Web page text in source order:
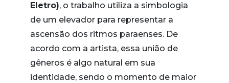
Eletro), o trabalho utiliza a simbologia
de um elevador para representar a
ascensão dos ritmos paraenses. De
acordo com a artista, essa união de
gêneros é algo natural em sua
identidade, sendo o momento de maior